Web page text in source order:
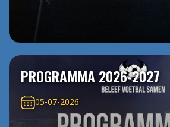
PROGRAMMA 2026-2027
05-07-2026